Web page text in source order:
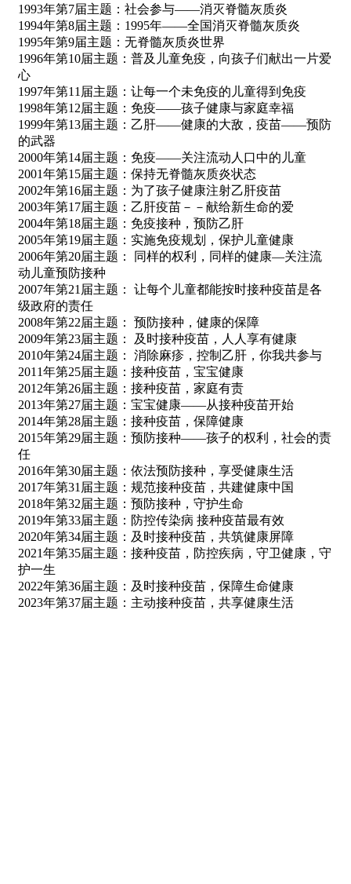
1993年第7届主题：社会参与——消灭脊髓灰质炎
1994年第8届主题：1995年——全国消灭脊髓灰质炎
1995年第9届主题：无脊髓灰质炎世界
1996年第10届主题：普及儿童免疫，向孩子们献出一片爱
心
1997年第11届主题：让每一个未免疫的儿童得到免疫
1998年第12届主题：免疫——孩子健康与家庭幸福
1999年第13届主题：乙肝——健康的大敌，疫苗——预防
的武器
2000年第14届主题：免疫——关注流动人口中的儿童
2001年第15届主题：保持无脊髓灰质炎状态
2002年第16届主题：为了孩子健康注射乙肝疫苗
2003年第17届主题：乙肝疫苗－－献给新生命的爱
2004年第18届主题：免疫接种，预防乙肝
2005年第19届主题：实施免疫规划，保护儿童健康
2006年第20届主题： 同样的权利，同样的健康—关注流
动儿童预防接种
2007年第21届主题： 让每个儿童都能按时接种疫苗是各
级政府的责任
2008年第22届主题： 预防接种，健康的保障
2009年第23届主题： 及时接种疫苗，人人享有健康
2010年第24届主题： 消除麻疹，控制乙肝，你我共参与
2011年第25届主题：接种疫苗，宝宝健康
2012年第26届主题：接种疫苗，家庭有责
2013年第27届主题：宝宝健康——从接种疫苗开始
2014年第28届主题：接种疫苗，保障健康
2015年第29届主题：预防接种——孩子的权利，社会的责
任
2016年第30届主题：依法预防接种，享受健康生活
2017年第31届主题：规范接种疫苗，共建健康中国
2018年第32届主题：预防接种，守护生命
2019年第33届主题：防控传染病 接种疫苗最有效
2020年第34届主题：及时接种疫苗，共筑健康屏障
2021年第35届主题：接种疫苗，防控疾病，守卫健康，守
护一生
2022年第36届主题：及时接种疫苗，保障生命健康
2023年第37届主题：主动接种疫苗，共享健康生活